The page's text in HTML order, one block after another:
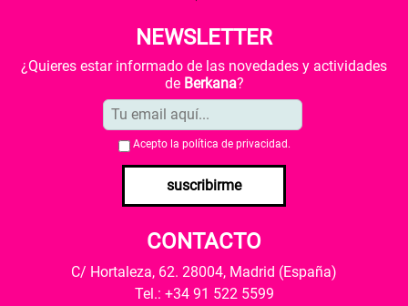
NEWSLETTER
¿Quieres estar informado de las novedades y actividades
de Berkana?
Acepto la política de privacidad .
suscribirme
CONTACTO
C/ Hortaleza, 62. 28004, Madrid (España)
Tel.: +34 91 522 5599